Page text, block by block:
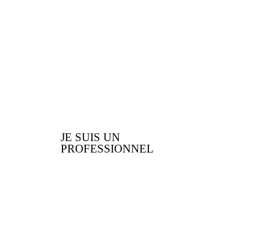
JE SUIS UN
PROFESSIONNEL